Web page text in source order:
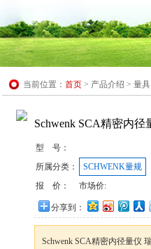
当前位置： 首页 > 产品介绍 > 量具
Schwenk SCA精密内径
型 号：
所属分类：
SCHWENK量规
报 价：
市场价:
分享到：
Schwenk SCA精密内径量仪